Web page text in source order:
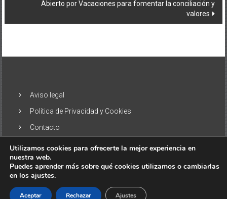
Abierto por Vacaciones para fomentar la conciliación y
valores
Aviso legal
Política de Privacidad y Cookies
Contacto
Copyright © 2026
los derechos reservados. Tema:
ColorNews
Utilizamos cookies para ofrecerte la mejor experiencia en
nuestra web.
Puedes aprender más sobre qué cookies utilizamos o cambiarlas
en los ajustes.
Aceptar Rechazar Ajustes